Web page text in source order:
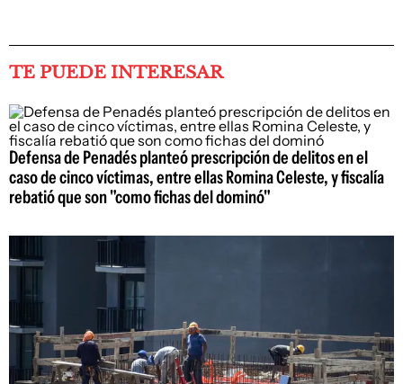
TE PUEDE INTERESAR
Defensa de Penadés planteó prescripción de delitos en el
caso de cinco víctimas, entre ellas Romina Celeste, y fiscalía
rebatió que son "como fichas del dominó"